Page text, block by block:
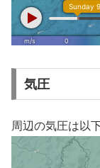
気圧
周辺の気圧は以